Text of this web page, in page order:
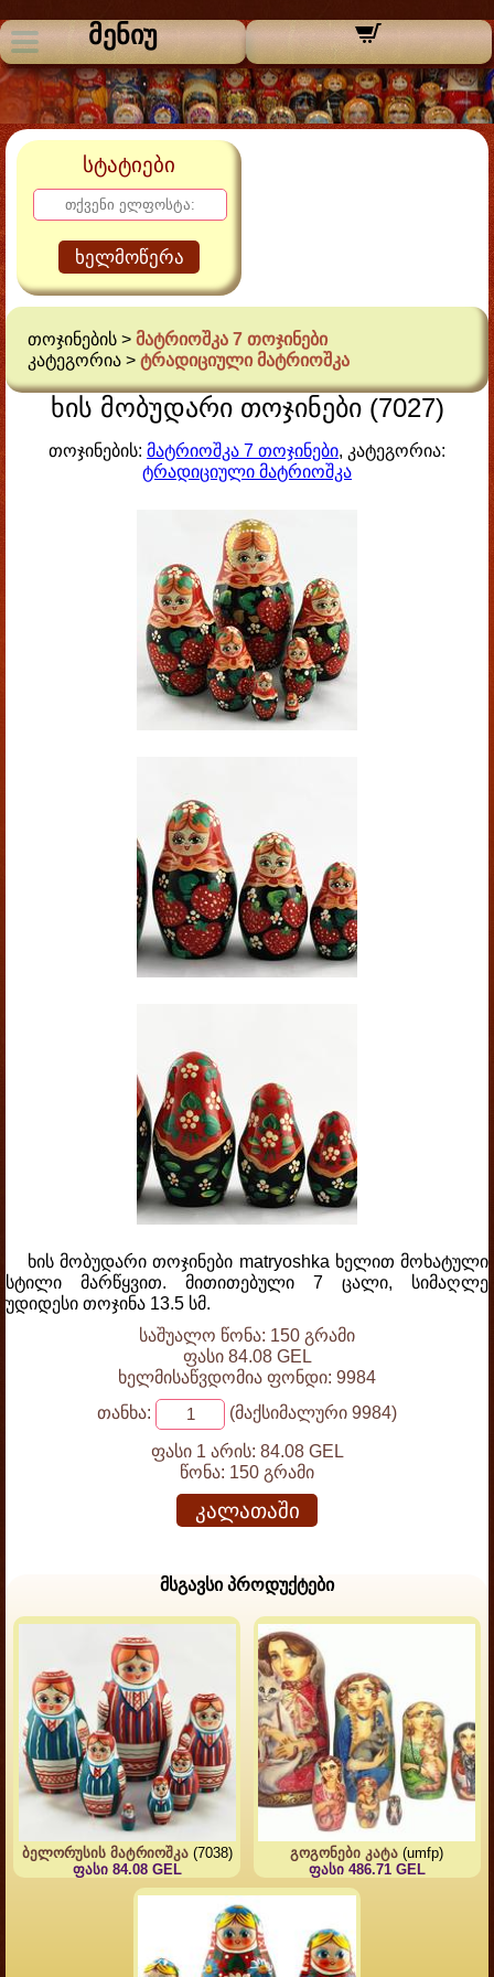
მენიუ
სტატიები
ხელმოწერა
თოჯინების > მატრიოშკა 7 თოჯინები
კატეგორია > ტრადიციული მატრიოშკა
ხის მობუდარი თოჯინები (7027)
თოჯინების: მატრიოშკა 7 თოჯინები, კატეგორია:
ტრადიციული მატრიოშკა
ხის მობუდარი თოჯინები matryoshka ხელით მოხატული
სტილი მარწყვით. მითითებული 7 ცალი, სიმაღლე
უდიდესი თოჯინა 13.5 სმ.
საშუალო წონა: 150 გრამი
ფასი 84.08 GEL
ხელმისაწვდომია ფონდი: 9984
თანხა:
(მაქსიმალური 9984)
ფასი 1 არის: 84.08 GEL
წონა: 150 გრამი
კალათაში
მსგავსი პროდუქტები
ბელორუსის მატრიოშკა(7038)
ფასი 84.08 GEL
გოგონები კატა (umfp)
ფასი 486.71 GEL